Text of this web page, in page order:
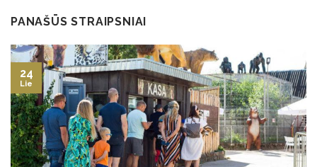
PANAŠŪS STRAIPSNIAI
24
Lie